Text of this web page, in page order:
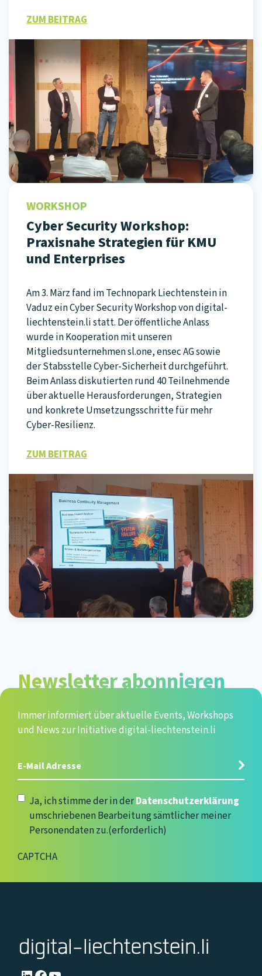
ZUM BEITRAG
WORKSHOP
Cyber Security Workshop:
Praxisnahe Strategien für KMU
und Enterprises
Am 3. März fand im Technopark Liechtenstein in
Vaduz ein Cyber Security Workshop von digital-
liechtenstein.li statt. Der öffentliche Anlass
wurde in Kooperation mit unseren
Mitgliedsunternehmen sl.one, ensec AG sowie
der Stabsstelle Cyber-Sicherheit durchgeführt.
Beim Anlass diskutierten rund 40 Teilnehmende
über aktuelle Herausforderungen, Strategien
und konkrete Umsetzungsschritte für mehr
Cyber-Resilienz.
ZUM BEITRAG
Newsletter abonnieren
Immer informiert über aktuelle Events, Workshops
und News zur Initiative digital-liechtenstein.li
Datenschutzerklärung(erforderlich)
Ja, ich stimme der in derDatenschutzerklärung
umschriebenen Bearbeitung sämtlicher meiner
Personendaten zu.(erforderlich)
CAPTCHA